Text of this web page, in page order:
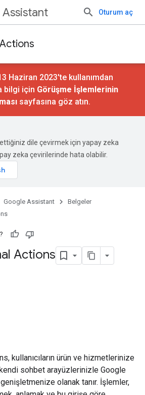
Assistant Oturum aç
Haziran 2023'te kullanımdan
bilgi için Görüşme İşlemlerinin
sayfasına göz atın.
dile çevirmek için yapay zeka
zeka çevirilerinde hata olabilir.
Google Assistant
Belgeler
Actions
kullanıcıların ürün ve hizmetlerinize
sohbet arayüzlerinizle Google
genişletmenize olanak tanır. İşlemler,